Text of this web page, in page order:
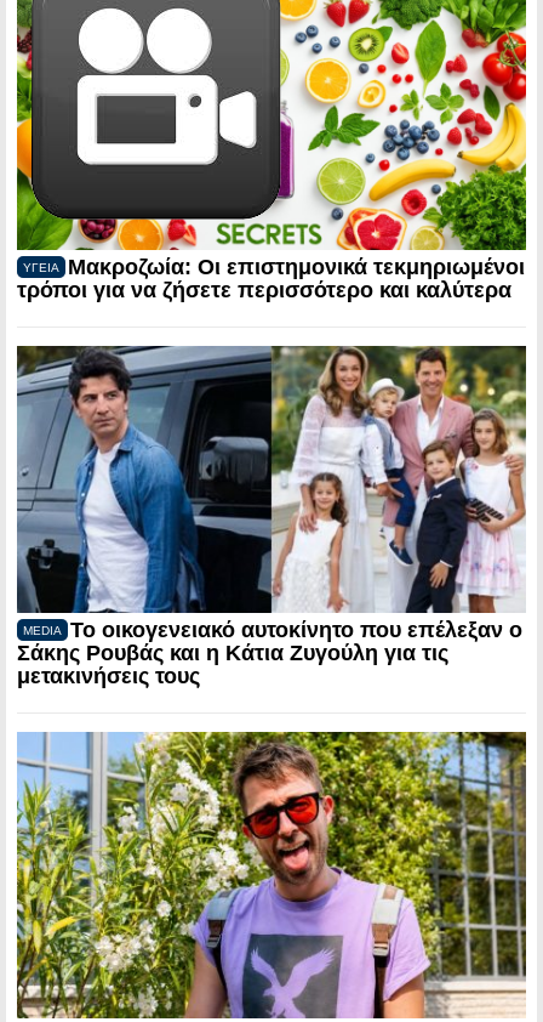
ΥΓΕΙΑ
Μακροζωία: Οι επιστημονικά τεκμηριωμένοι
τρόποι για να ζήσετε περισσότερο και καλύτερα
MEDIA
Το οικογενειακό αυτοκίνητο που επέλεξαν ο
Σάκης Ρουβάς και η Κάτια Ζυγούλη για τις
μετακινήσεις τους